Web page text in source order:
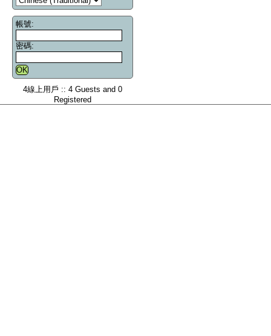
帳號:
密碼:
4線上用戶 :: 4 Guests and 0
Registered